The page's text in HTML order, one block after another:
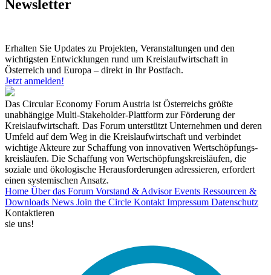
Newsletter
Erhalten Sie Updates zu Projekten, Veranstaltungen und den
wichtigsten Entwicklungen rund um Kreislaufwirtschaft in
Österreich und Europa – direkt in Ihr Postfach.
Jetzt anmelden!
Das Circular Economy Forum Austria ist Österreichs größte
unabhängige Multi-Stakeholder-Plattform zur Förderung der
Kreislaufwirtschaft. Das Forum unterstützt Unternehmen und deren
Umfeld auf dem Weg in die Kreislaufwirtschaft und verbindet
wichtige Akteure zur Schaffung von innovativen Wertschöpfungs-
kreisläufen. Die Schaffung von Wertschöpfungskreisläufen, die
soziale und ökologische Herausforderungen adressieren, erfordert
einen systemischen Ansatz.
Home Über das Forum Vorstand & AdvisorEvents Ressourcen &
Downloads News Join the Circle Kontakt Impressum Datenschutz
Kontaktieren
sie uns!